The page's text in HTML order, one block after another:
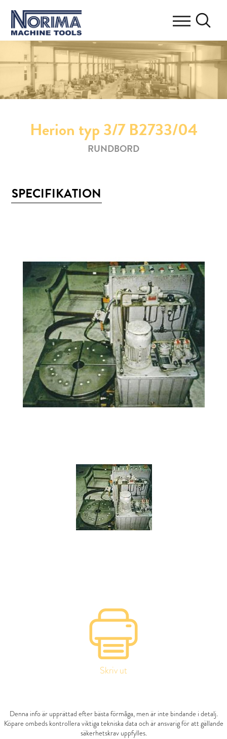
Herion typ 3/7 B2733/04
RUNDBORD
SPECIFIKATION
Skriv ut
Denna info är upprättad efter bästa förmåga, men är inte bindande i detalj.
Köpare ombeds kontrollera viktiga tekniska data och är ansvarig för att gällande
säkerhetskrav uppfylles.